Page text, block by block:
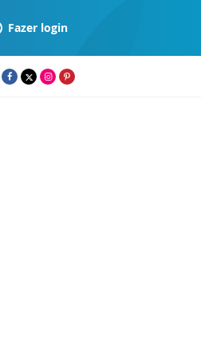
Fazer login